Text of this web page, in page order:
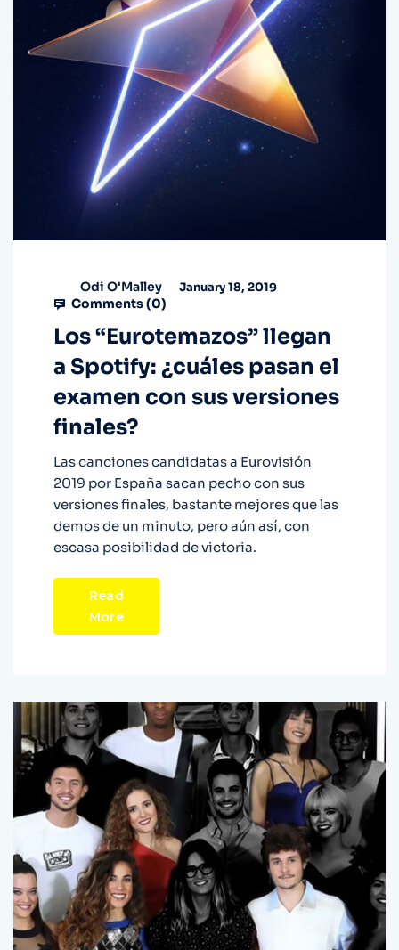
Odi O'Malley January 18, 2019
Comments (0)
Los “Eurotemazos” llegan
a Spotify: ¿cuáles pasan el
examen con sus versiones
finales?
Las canciones candidatas a Eurovisión
2019 por España sacan pecho con sus
versiones finales, bastante mejores que las
demos de un minuto, pero aún así, con
escasa posibilidad de victoria.
Read
More